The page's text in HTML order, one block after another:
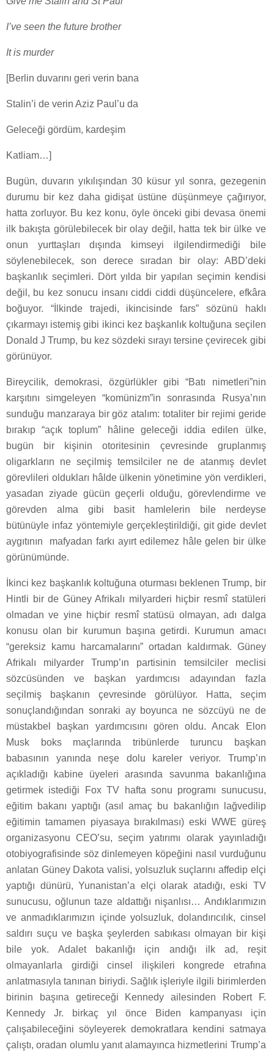
I’ve seen the future brother
It is murder
[Berlin duvarını geri verin bana
Stalin’i de verin Aziz Paul’u da
Geleceği gördüm, kardeşim
Katliam…]
Bugün, duvarın yıkılışından 30 küsur yıl sonra, gezegenin
durumu bir kez daha gidişat üstüne düşünmeye çağırıyor,
hatta zorluyor. Bu kez konu, öyle önceki gibi devasa önemi
ilk bakışta görülebilecek bir olay değil, hatta tek bir ülke ve
onun yurttaşları dışında kimseyi ilgilendirmediği bile
söylenebilecek, son derece sıradan bir olay: ABD’deki
başkanlık seçimleri. Dört yılda bir yapılan seçimin kendisi
değil, bu kez sonucu insanı ciddi ciddi düşüncelere, efkâra
boğuyor. “İlkinde trajedi, ikincisinde fars” sözünü haklı
çıkarmayı istemiş gibi ikinci kez başkanlık koltuğuna seçilen
Donald J Trump, bu kez sözdeki sırayı tersine çevirecek gibi
görünüyor.
Bireycilik, demokrasi, özgürlükler gibi “Batı nimetleri”nin
karşıtını simgeleyen “komünizm”in sonrasında Rusya’nın
sunduğu manzaraya bir göz atalım: totaliter bir rejimi geride
bırakıp “açık toplum” hâline geleceği iddia edilen ülke,
bugün bir kişinin otoritesinin çevresinde gruplanmış
oligarkların ne seçilmiş temsilciler ne de atanmış devlet
görevlileri oldukları hâlde ülkenin yönetimine yön verdikleri,
yasadan ziyade gücün geçerli olduğu, görevlendirme ve
görevden alma gibi basit hamlelerin bile nerdeyse
bütünüyle infaz yöntemiyle gerçekleştirildiği, git gide devlet
aygıtının mafyadan farkı ayırt edilemez hâle gelen bir ülke
görünümünde.
İkinci kez başkanlık koltuğuna oturması beklenen Trump, bir
Hintli bir de Güney Afrikalı milyarderi hiçbir resmî statüleri
olmadan ve yine hiçbir resmî statüsü olmayan, adı dalga
konusu olan bir kurumun başına getirdi. Kurumun amacı
“gereksiz kamu harcamalarını” ortadan kaldırmak. Güney
Afrikalı milyarder Trump’ın partisinin temsilciler meclisi
sözcüsünden ve başkan yardımcısı adayından fazla
seçilmiş başkanın çevresinde görülüyor. Hatta, seçim
sonuçlandığından sonraki ay boyunca ne sözcüyü ne de
müstakbel başkan yardımcısını gören oldu. Ancak Elon
Musk boks maçlarında tribünlerde turuncu başkan
babasının yanında neşe dolu kareler veriyor. Trump’ın
açıkladığı kabine üyeleri arasında savunma bakanlığına
getirmek istediği Fox TV hafta sonu programı sunucusu,
eğitim bakanı yaptığı (asıl amaç bu bakanlığın lağvedilip
eğitimin tamamen piyasaya bırakılması) eski WWE güreş
organizasyonu CEO’su, seçim yatırımı olarak yayınladığı
otobiyografisinde söz dinlemeyen köpeğini nasıl vurduğunu
anlatan Güney Dakota valisi, yolsuzluk suçlarını affedip elçi
yaptığı dünürü, Yunanistan’a elçi olarak atadığı, eski TV
sunucusu, oğlunun taze aldattığı nişanlısı… Andıklarımızın
ve anmadıklarımızın içinde yolsuzluk, dolandırıcılık, cinsel
saldırı suçu ve başka şeylerden sabıkası olmayan bir kişi
bile yok. Adalet bakanlığı için andığı ilk ad, reşit
olmayanlarla girdiği cinsel ilişkileri kongrede etrafına
anlatmasıyla tanınan biriydi. Sağlık işleriyle ilgili birimlerden
birinin başına getireceği Kennedy ailesinden Robert F.
Kennedy Jr. birkaç yıl önce Biden kampanyası için
çalışabileceğini söyleyerek demokratlara kendini satmaya
çalıştı, oradan olumlu yanıt alamayınca hizmetlerini Trump’a